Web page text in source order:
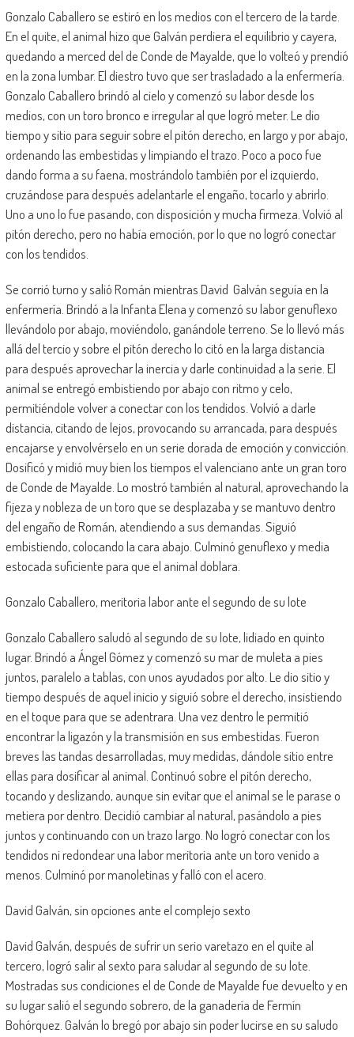
Gonzalo Caballero se estiró en los medios con el tercero de la tarde.
En el quite, el animal hizo que Galván perdiera el equilibrio y cayera,
quedando a merced del de Conde de Mayalde, que lo volteó y prendió
en la zona lumbar. El diestro tuvo que ser trasladado a la enfermería.
Gonzalo Caballero brindó al cielo y comenzó su labor desde los
medios, con un toro bronco e irregular al que logró meter. Le dio
tiempo y sitio para seguir sobre el pitón derecho, en largo y por abajo,
ordenando las embestidas y limpiando el trazo. Poco a poco fue
dando forma a su faena, mostrándolo también por el izquierdo,
cruzándose para después adelantarle el engaño, tocarlo y abrirlo.
Uno a uno lo fue pasando, con disposición y mucha firmeza. Volvió al
pitón derecho, pero no había emoción, por lo que no logró conectar
con los tendidos.
Se corrió turno y salió Román mientras David Galván seguía en la
enfermería. Brindó a la Infanta Elena y comenzó su labor genuflexo
llevándolo por abajo, moviéndolo, ganándole terreno. Se lo llevó más
allá del tercio y sobre el pitón derecho lo citó en la larga distancia
para después aprovechar la inercia y darle continuidad a la serie. El
animal se entregó embistiendo por abajo con ritmo y celo,
permitiéndole volver a conectar con los tendidos. Volvió a darle
distancia, citando de lejos, provocando su arrancada, para después
encajarse y envolvérselo en un serie dorada de emoción y convicción.
Dosificó y midió muy bien los tiempos el valenciano ante un gran toro
de Conde de Mayalde. Lo mostró también al natural, aprovechando la
fijeza y nobleza de un toro que se desplazaba y se mantuvo dentro
del engaño de Román, atendiendo a sus demandas. Siguió
embistiendo, colocando la cara abajo. Culminó genuflexo y media
estocada suficiente para que el animal doblara.
Gonzalo Caballero, meritoria labor ante el segundo de su lote
Gonzalo Caballero saludó al segundo de su lote, lidiado en quinto
lugar. Brindó a Ángel Gómez y comenzó su mar de muleta a pies
juntos, paralelo a tablas, con unos ayudados por alto. Le dio sitio y
tiempo después de aquel inicio y siguió sobre el derecho, insistiendo
en el toque para que se adentrara. Una vez dentro le permitió
encontrar la ligazón y la transmisión en sus embestidas. Fueron
breves las tandas desarrolladas, muy medidas, dándole sitio entre
ellas para dosificar al animal. Continuó sobre el pitón derecho,
tocando y deslizando, aunque sin evitar que el animal se le parase o
metiera por dentro. Decidió cambiar al natural, pasándolo a pies
juntos y continuando con un trazo largo. No logró conectar con los
tendidos ni redondear una labor meritoria ante un toro venido a
menos. Culminó por manoletinas y falló con el acero.
David Galván, sin opciones ante el complejo sexto
David Galván, después de sufrir un serio varetazo en el quite al
tercero, logró salir al sexto para saludar al segundo de su lote.
Mostradas sus condiciones el de Conde de Mayalde fue devuelto y en
su lugar salió el segundo sobrero, de la ganadería de Fermín
Bohórquez. Galván lo bregó por abajo sin poder lucirse en su saludo